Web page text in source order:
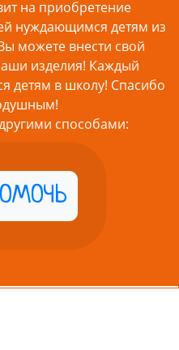
на приобретение
нуждающимся детям из
можете внести свой
изделия! Каждый
детям в школу! Спасибо
способами: